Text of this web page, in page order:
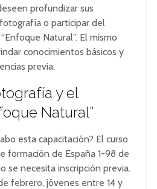
profundizar sus
o participar del
Natural”. El mismo
conocimientos básicos y
previa.
y el
Natural”
esta capacitación? El curso
formación de España 1-98 de
se necesita inscripción previa.
febrero, jóvenes entre 14 y